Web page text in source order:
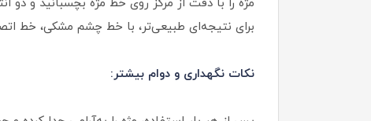
مژه را با دقت از مرکز روی خط مژه بچسبانید و دو
برای نتیجه‌ای طبیعی‌تر، با خط چشم مشکی، خط
نکات نگهداری و دوام بیشتر: